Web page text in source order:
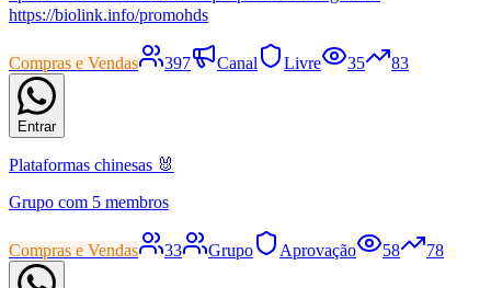
https://biolink.info/promohds
Compras e Vendas 397 Canal Livre 35 83
Entrar
Plataformas chinesas 🐰
Grupo com 5 membros
Compras e Vendas 33 Grupo Aprovação 58 78